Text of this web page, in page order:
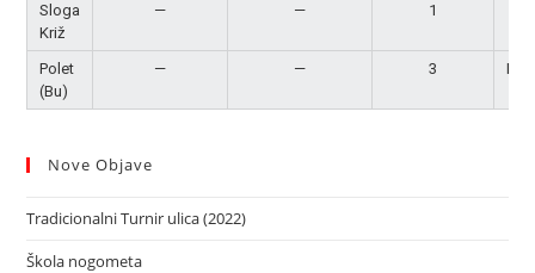
Sloga
Križ
— — 1
Polet
(Bu)
— — 3
Nove Objave
Tradicionalni Turnir ulica (2022)
Škola nogometa